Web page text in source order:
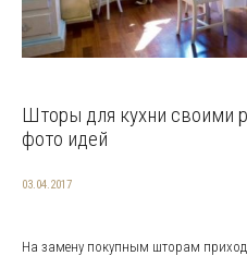
Шторы для кухни своими
фото идей
03.04.2017
На замену покупным шторам